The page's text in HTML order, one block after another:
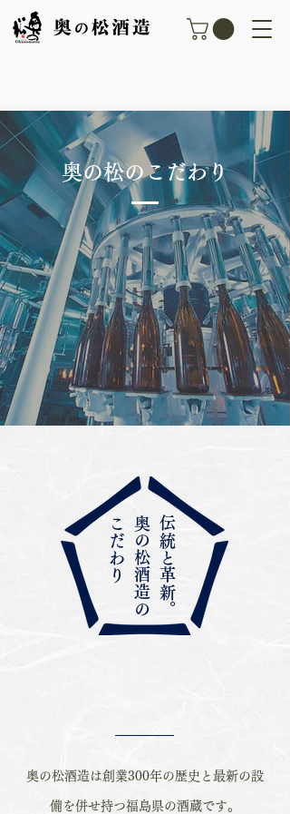
奥の松のこだわり
伝統と革新。
奥の松酒造の
こだわり
奥の松酒造は創業300年の歴史と最新の設
備を併せ持つ福島県の酒蔵です。